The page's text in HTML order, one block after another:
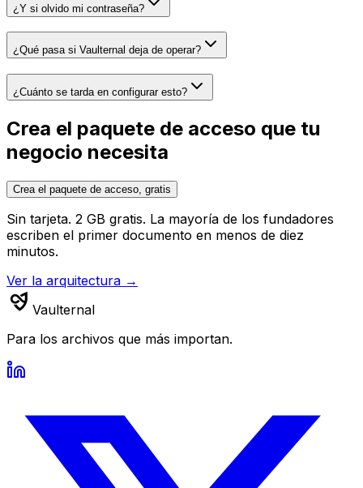
¿Y si olvido mi contraseña?
¿Qué pasa si Vaulternal deja de operar?
¿Cuánto se tarda en configurar esto?
Crea el paquete de acceso que tu
negocio necesita
Crea el paquete de acceso, gratis
Sin tarjeta. 2 GB gratis. La mayoría de los fundadores
escriben el primer documento en menos de diez
minutos.
Ver la arquitectura →
Vaulternal
Para los archivos que más importan.